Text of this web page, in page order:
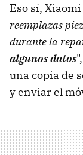
Eso sí,
reemplazas
durante la
algunos datos
una copia de
y enviar el